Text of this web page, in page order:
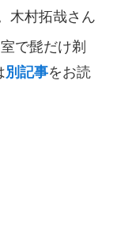
木村拓哉さん
で髭だけ剃
別記事をお読